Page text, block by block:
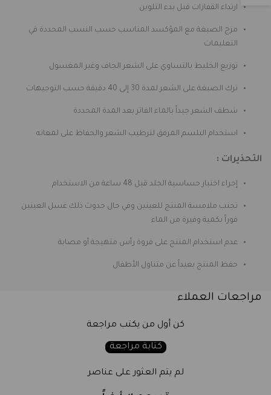
ارتداء القفازات قبل بدء التلوين
مزج الصبغة مع المؤكسد المناسب حسب النسب المحددة في
التعليمات
توزيع الخليط بالتساوي على الشعر الجاف وغير المغسول
ترك الصبغة على الشعر لمدة 30 إلى 40 دقيقة حسب التوجيهات
شطف الشعر جيداً بالماء الفاتر بعد المدة المحددة
استخدام البلسم المرفق لترطيب الشعر والحفاظ على لمعانه
التحذيرات :
إجراء اختبار حساسية الجلد قبل 48 ساعة من الاستخدام
تجنب ملامسة المنتج للعينين وفي حال حدوث ذلك غسل العينين
فوراً بكمية وفيرة من الماء
عدم استخدام المنتج على فروة رأس متهيجة أو مصابة
حفظ المنتج بعيداً عن متناول الأطفال
مراجعات العملاء
كن أول من يكتب مراجعة
كتابة مراجعة
لم يتم العثور على عناصر